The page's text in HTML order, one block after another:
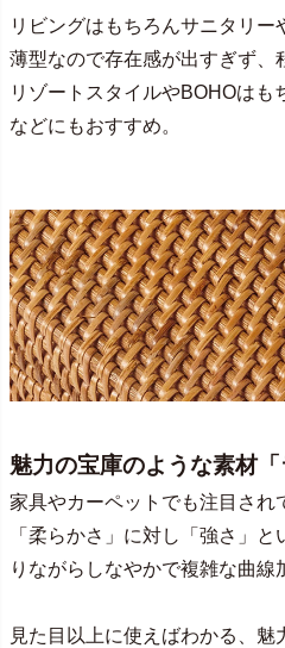
リビングはもちろんサニタリー
薄型なので存在感が出すぎず、
リゾートスタイルやBOHOはも
などにもおすすめ。
魅力の宝庫のような素材「
家具やカーペットでも注目され
「柔らかさ」に対し「強さ」
りながらしなやかで複雑な曲線
見た目以上に使えばわかる、魅